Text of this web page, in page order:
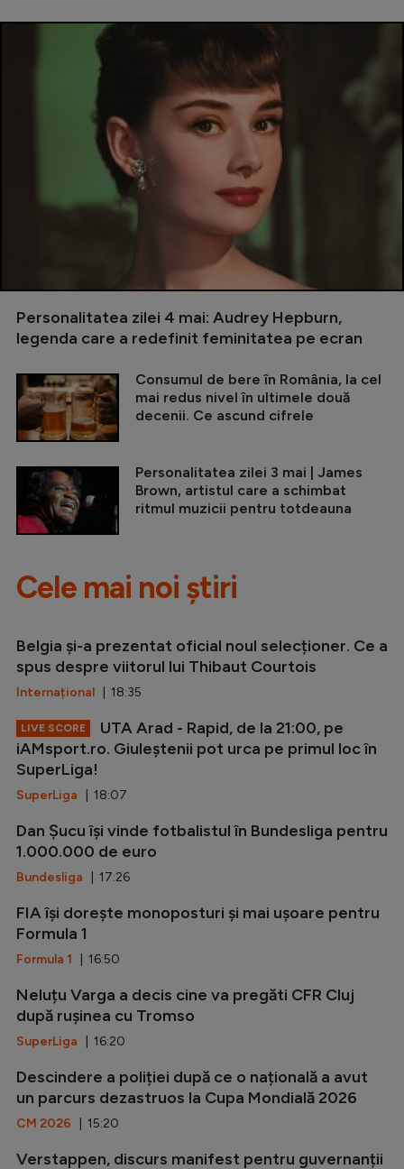
Personalitatea zilei 4 mai: Audrey Hepburn,
legenda care a redefinit feminitatea pe ecran
Consumul de bere în România, la cel
mai redus nivel în ultimele două
decenii. Ce ascund cifrele
Personalitatea zilei 3 mai | James
Brown, artistul care a schimbat
ritmul muzicii pentru totdeauna
Cele mai noi știri
Belgia și-a prezentat oficial noul selecționer. Ce a
spus despre viitorul lui Thibaut Courtois
Internațional | 18:35
LIVE SCORE
UTA Arad - Rapid, de la 21:00, pe
iAMsport.ro. Giuleștenii pot urca pe primul loc în
SuperLiga!
SuperLiga | 18:07
Dan Șucu își vinde fotbalistul în Bundesliga pentru
1.000.000 de euro
Bundesliga | 17:26
FIA își dorește monoposturi și mai ușoare pentru
Formula 1
Formula 1 | 16:50
Neluțu Varga a decis cine va pregăti CFR Cluj
după rușinea cu Tromso
SuperLiga | 16:20
Descindere a poliției după ce o națională a avut
un parcurs dezastruos la Cupa Mondială 2026
CM 2026 | 15:20
Verstappen, discurs manifest pentru guvernanții